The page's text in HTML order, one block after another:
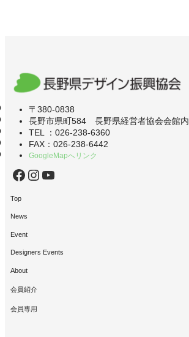
〒380-0838
長野市県町584 長野県経営者協会会館内
TEL ：026-238-6360
FAX：026-238-6442
GoogleMapへリンク
Facebook Instagram YouTube
Top
News
Event
Designers Events
About
会員紹介
会員専用